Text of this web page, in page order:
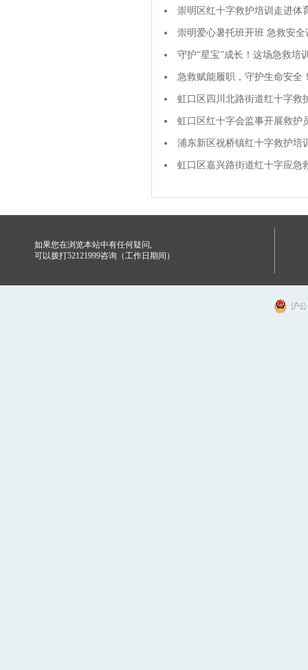
崇明区红十字救护培训走进体
崇明爱心暑托班开班 急救安全
守护“星宝”成长！这场急救培
急救赋能履职，守护生命安全
虹口区四川北路街道红十字救
虹口区红十字会监事开展救护
浦东新区祝桥镇红十字救护培
虹口区嘉兴路街道红十字应急
如果您在浏览本站中有任何疑问,
可以拨打52121999咨询（工作日期间）
沪公